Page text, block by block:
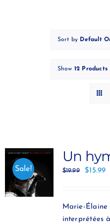
Sort by Default
Show 12 Products
Sale!
Un
$19.99 $15.99
Marie-Élaine
interprétées